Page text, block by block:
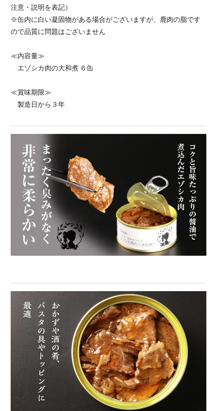
注意・説明を表記）
※缶内に白い凝固物がある場合がございますが、鹿肉の脂です
ので品質に問題はございません
≪内容量≫
エゾシカ肉の大和煮 ６缶
≪賞味期限≫
製造日から３年